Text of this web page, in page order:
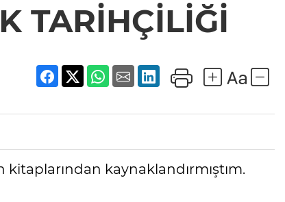
TARİHÇİLİĞİ
kitaplarından kaynaklandırmıştım.